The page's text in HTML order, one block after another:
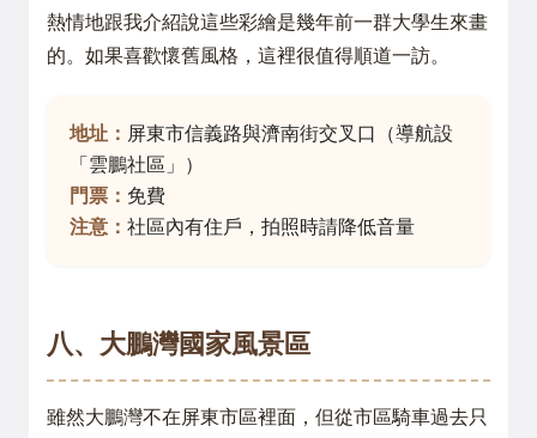
熱情地跟我介紹說這些彩繪是幾年前一群大學生來畫
的。如果喜歡懷舊風格，這裡很值得順道一訪。
地址： 屏東市信義路與濟南街交叉口（導航設
「雲鵬社區」）
門票： 免費
注意：社區內有住戶，拍照時請降低音量
八、大鵬灣國家風景區
雖然大鵬灣不在屏東市區裡面，但從市區騎車過去只